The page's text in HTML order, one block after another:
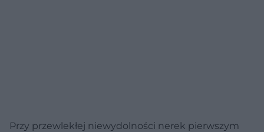
Przy przewlekłej niewydolności nerek pierwszym